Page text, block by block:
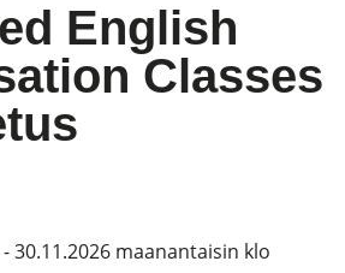
English
Classes
30.11.2026 maanantaisin klo